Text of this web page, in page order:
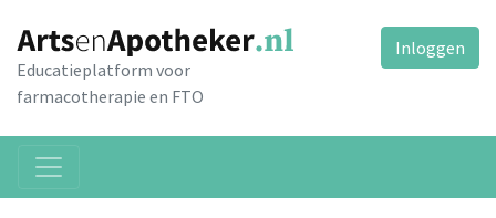
Educatieplatform voor
farmacotherapie en FTO
Inloggen